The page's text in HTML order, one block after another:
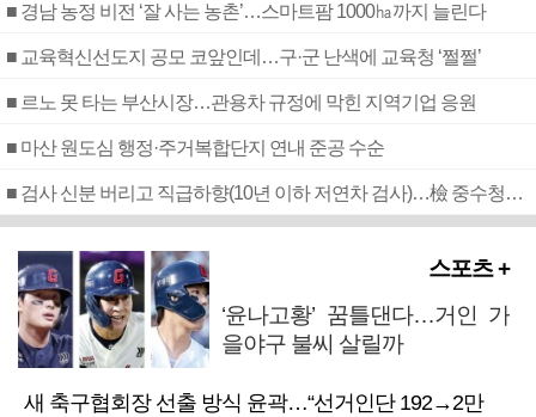
■ 경남 농정 비전 ‘잘 사는 농촌’…스마트팜 1000㏊까지 늘린다
■ 교육혁신선도지 공모 코앞인데…구·군 난색에 교육청 ‘쩔쩔’
■ 르노 못 타는 부산시장…관용차 규정에 막힌 지역기업 응원
■ 마산 원도심 행정·주거복합단지 연내 준공 수순
■ 검사 신분 버리고 직급하향(10년 이하 저연차 검사)…檢 중수청행 기피
스포츠 +
‘윤나고황’ 꿈틀댄다…거인 가
을야구 불씨 살릴까
새 축구협회장 선출 방식 윤곽…“선거인단 192→2만